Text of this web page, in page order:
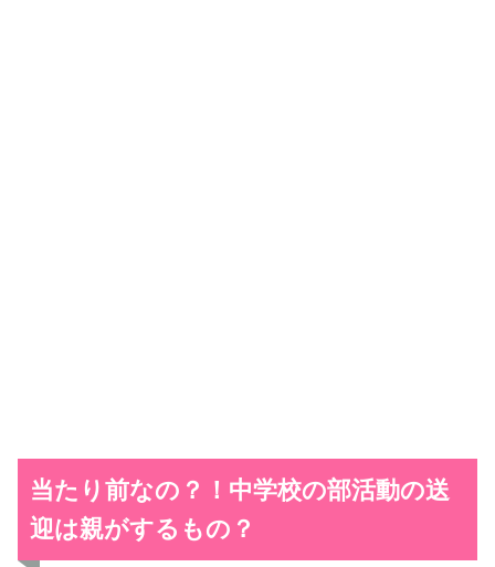
当たり前なの？！中学校の部活動の送
迎は親がするもの？